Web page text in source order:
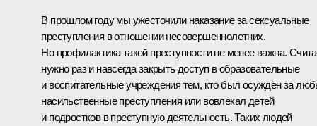
В прошлом году мы ужесточили наказание за сексуальные
преступления в отношении несовершеннолетних.
Но профилактика такой преступности не менее важна.
нужно раз и навсегда закрыть доступ в образовательные
и воспитательные учреждения тем, кто был осуждён за
насильственные преступления или вовлекал детей
и подростков в преступную деятельность. Таких людей